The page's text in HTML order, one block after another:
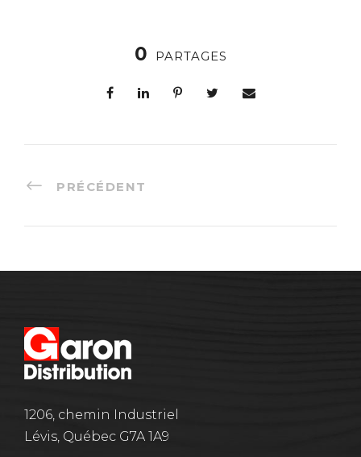
0 PARTAGES
PRÉCÉDENT
1206, chemin Industriel
Lévis, Québec G7A 1A9